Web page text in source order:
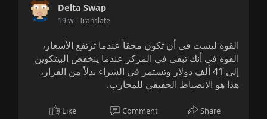
Delta Swap
19 w- Translate
القوة ليست في أن تكون محقاً عندما ترتفع الأسعار،
القوة في أنك تبقى في المركز عندما ينخفض البيتكوين
إلى 41 ألف دولار وتستمر في الشراء بدلاً من الفرار،
هذا هو الانضباط الحقيقي للمحارب.
Like Comment Share